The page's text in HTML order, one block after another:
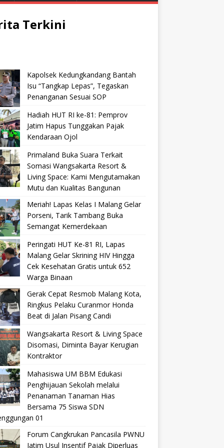
Terkini
Kapolsek Kedungkandang Bantah
Isu “Tangkap Lepas”, Tegaskan
Penanganan Sesuai SOP
Hadiah HUT RI ke-81: Pemprov
Jatim Hapus Tunggakan Pajak
Kendaraan Ojol
Primaland Buka Suara Terkait
Somasi Wangsakarta Resort &
Living Space: Kami Mengutamakan
Mutu dan Kualitas Bangunan
Meriah! Lapas Kelas I Malang Gelar
Porseni, Tarik Tambang Buka
Semangat Kemerdekaan
Peringati HUT Ke-81 RI, Lapas
Malang Gelar Skrining HIV Hingga
Cek Kesehatan Gratis untuk 652
Warga Binaan
Gerak Cepat Resmob Malang Kota,
Ringkus Pelaku Curanmor Honda
Beat di Jalan Pisang Candi
Wangsakarta Resort & Living Space
Disomasi, Diminta Bayar Kerugian
Kontraktor
Mahasiswa UM BBM Edukasi
Penghijauan Sekolah melalui
Penanaman Tanaman Hias
Bersama 75 Siswa SDN
01
Forum Cangkrukan Pancasila PWNU
Jatim Usul Insentif Pajak Diperluas